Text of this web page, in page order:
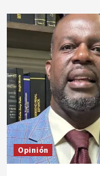
Opinión